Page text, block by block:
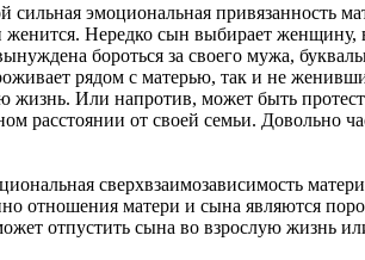
эмоциональная привязанность
женится. Нередко сын выбирает
бороться за своего мужа,
рядом с матерью, так и не
жизнь. Или напротив, может быть
расстоянии от своей семьи. Довольно
сверхвзаимозависимость
отношения матери и сына являются
отпустить сына во взрослую жизнь